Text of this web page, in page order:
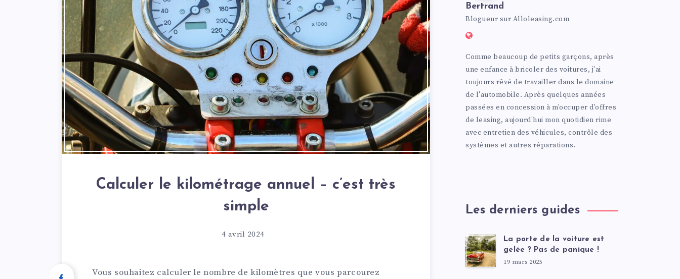
Calculer le kilométrage annuel – c’est très
simple
4 avril 2024
Vous souhaitez calculer le nombre de kilomètres que vous parcourez
Bertrand
Blogueur sur Alloleasing.com
Comme beaucoup de petits garçons, après
une enfance à bricoler des voitures, j'ai
toujours rêvé de travailler dans le domaine
de l'automobile. Après quelques années
passées en concession à m'occuper d'offres
de leasing, aujourd'hui mon quotidien rime
avec entretien des véhicules, contrôle des
systèmes et autres réparations.
Les derniers guides
La porte de la voiture est
gelée ? Pas de panique !
19 mars 2025